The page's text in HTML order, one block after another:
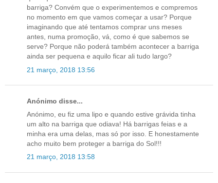
barriga? Convém que o experimentemos e compremos
no momento em que vamos começar a usar? Porque
imaginando que até tentamos comprar uns meses
antes, numa promoção, vá, como é que sabemos se
serve? Porque não poderá também acontecer a barriga
ainda ser pequena e aquilo ficar ali tudo largo?
21 março, 2018 13:56
Anónimo disse...
Anónimo, eu fiz uma lipo e quando estive grávida tinha
um alto na barriga que odiava! Há barrigas feias e a
minha era uma delas, mas só por isso. E honestamente
acho muito bem proteger a barriga do Sol!!!
21 março, 2018 13:58